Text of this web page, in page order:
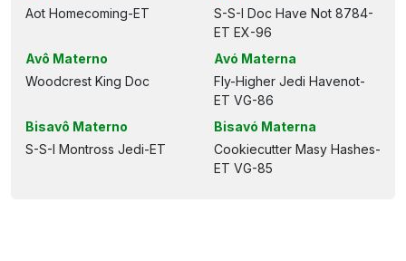
Aot Homecoming-ET
S-S-I Doc Have Not 8784-
ET EX-96
Avô Materno
Woodcrest King Doc
Avó Materna
Fly-Higher Jedi Havenot-
ET VG-86
Bisavô Materno
S-S-I Montross Jedi-ET
Bisavó Materna
Cookiecutter Masy Hashes-
ET VG-85